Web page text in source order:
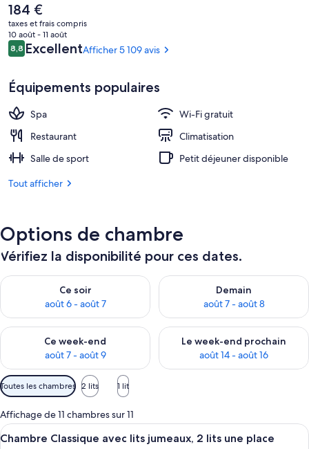
Extérieur
Le
prix
actuel
est
de
184 €
taxes et frais compris
10 août - 11 août
Avis
voyageurs
8,88,8 sur 10
ExcellentAfficher 5 109 avis
Équipements populaires
Spa
Wi-Fi gratuit
Restaurant
Climatisation
Salle de sport
Petit déjeuner disponible
Tout afficher
Options de chambre
Vérifiez la disponibilité pour ces dates.
Ce soir
août 6 - août 7
Vérifier la disponibilité pour ce soir août 6 - août 7
Demain
août 7 - août 8
Vérifier la disponibilité pour
Ce week-end
août 7 - août 9
Vérifier la disponibilité pour ce week-end août 7 - août 9
Le week-end prochain
août 14 - août 16
Vérifier la disponibilité pour
Filtres
disponibles
pour
les
chambres
Toutes les chambres 2 lits 1 lit
Affichage de 11 chambres sur 11
Afficher
Draps en coton égyptien, literie de
6
Chambre Classique avec lits jumeaux, 2 lits une place